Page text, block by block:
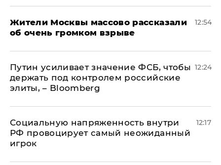
Жители Москвы массово рассказали
об очень громком взрыве
12:54
Путин усиливает значение ФСБ, чтобы
держать под контролем российские
элиты, – Bloomberg
12:24
Социальную напряженность внутри
РФ провоцирует самый неожиданный
игрок
12:17